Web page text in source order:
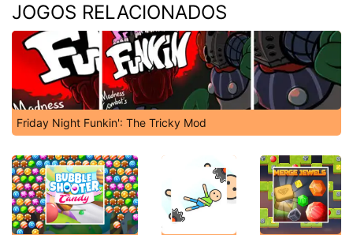
JOGOS RELACIONADOS
Friday Night Funkin': The Tricky Mod